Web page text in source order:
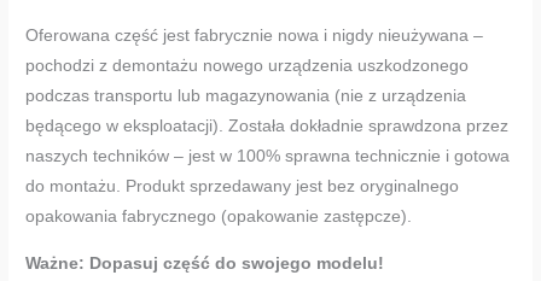
Oferowana część jest fabrycznie nowa i nigdy nieużywana –
pochodzi z demontażu nowego urządzenia uszkodzonego
podczas transportu lub magazynowania (nie z urządzenia
będącego w eksploatacji). Została dokładnie sprawdzona przez
naszych techników – jest w 100% sprawna technicznie i gotowa
do montażu. Produkt sprzedawany jest bez oryginalnego
opakowania fabrycznego (opakowanie zastępcze).
Ważne: Dopasuj część do swojego modelu!